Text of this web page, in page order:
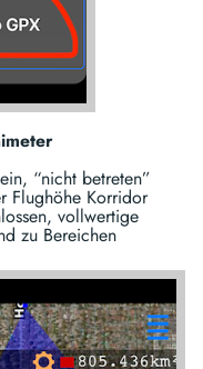
“nicht betreten”
Flughöhe Korridor
vollwertige
zu Bereichen